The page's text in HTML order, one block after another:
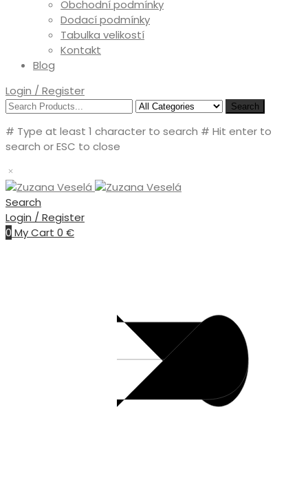
Obchodní podmínky
Dodací podmínky
Tabulka velikostí
Kontakt
Blog
Login / Register
Search
# Type at least 1 character to search # Hit enter to
search or ESC to close
Search
Login / Register
0 My Cart 0 €